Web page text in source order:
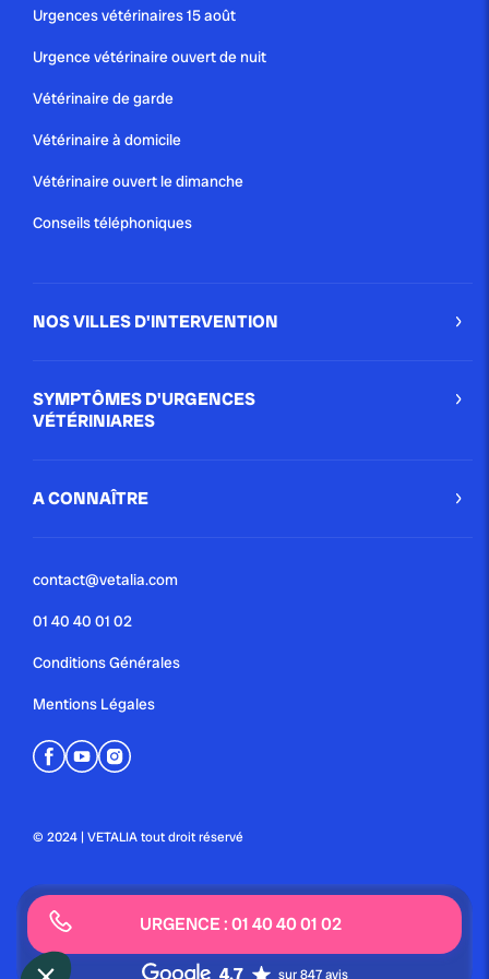
URGENCE : 01 40 40 01 02
4.7 sur 847 avis
Urgences vétérinaires 15 août
Urgence vétérinaire ouvert de nuit
Vétérinaire de garde
Vétérinaire à domicile
Vétérinaire ouvert le dimanche
Conseils téléphoniques
NOS VILLES D'INTERVENTION
SYMPTÔMES D'URGENCES
VÉTÉRINIARES
A CONNAÎTRE
contact@vetalia.com
01 40 40 01 02
Conditions Générales
Mentions Légales
© 2024 | VETALIA tout droit réservé